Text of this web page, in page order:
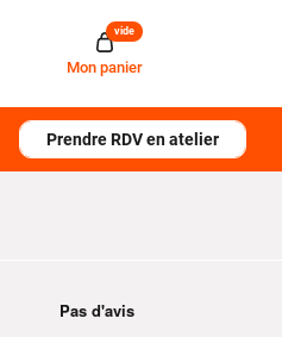
Mon panier
vide
Prendre RDV en atelier